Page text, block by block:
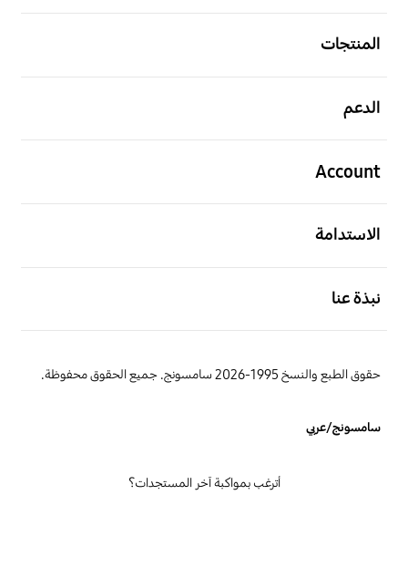
المنتجات
الدعم
Account
الاستدامة
نبذة عنا
حقوق الطبع والنسخ 1995-2026 سامسونج. جميع الحقوق محفوظة.
سامسونج/عربي
أترغب بمواكبة آخر المستجدات؟